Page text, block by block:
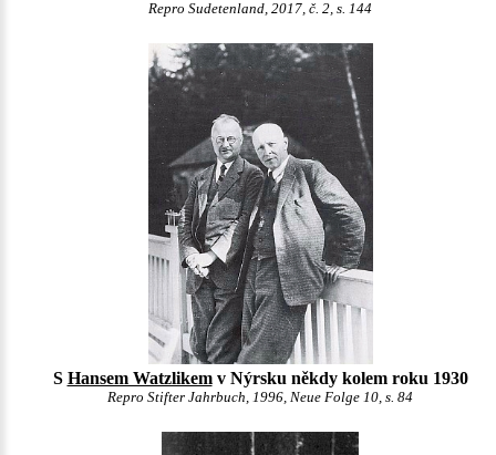
Repro Sudetenland, 2017, č. 2, s. 144
S Hansem Watzlikemv Nýrsku někdy kolem roku 1930
Repro Stifter Jahrbuch, 1996, Neue Folge 10, s. 84